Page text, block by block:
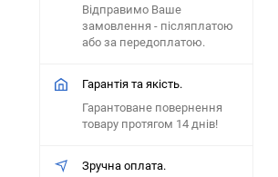
Відправимо Ваше
замовлення - післяплатою
або за передоплатою.
Гарантія та якість.
Гарантоване повернення
товару протягом 14 днів!
Зручна оплата.